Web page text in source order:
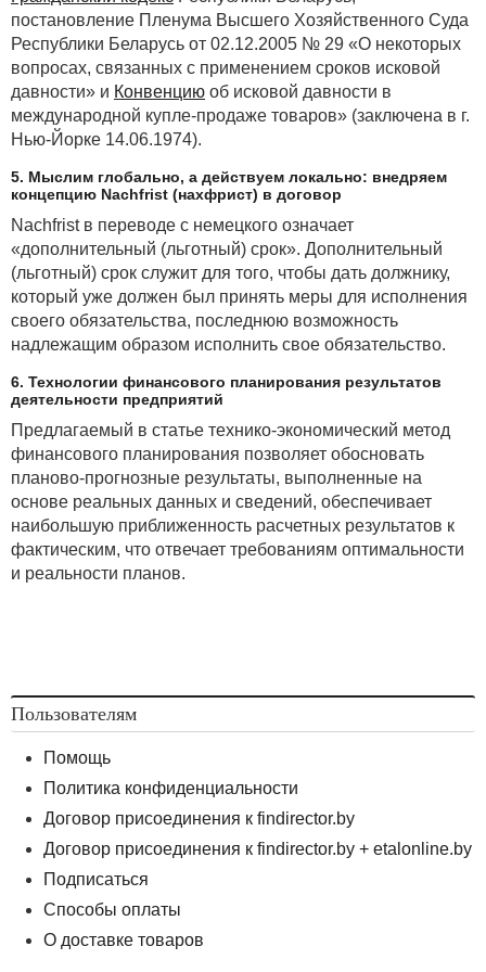
постановление Пленума Высшего Хозяйственного Суда
Республики Беларусь от 02.12.2005 № 29 «О некоторых
вопросах, связанных с применением сроков исковой
давности» и Конвенцию об исковой давности в
международной купле-продаже товаров» (заключена в г.
Нью-Йорке 14.06.1974).
5. Мыслим глобально, а действуем локально: внедряем
концепцию Nachfrist (нахфрист) в договор
Nachfrist в переводе с немецкого означает
«дополнительный (льготный) срок». Дополнительный
(льготный) срок служит для того, чтобы дать должнику,
который уже должен был принять меры для исполнения
своего обязательства, последнюю возможность
надлежащим образом исполнить свое обязательство.
6. Технологии финансового планирования результатов
деятельности предприятий
Предлагаемый в статье технико-экономический метод
финансового планирования позволяет обосновать
планово-прогнозные результаты, выполненные на
основе реальных данных и сведений, обеспечивает
наибольшую приближенность расчетных результатов к
фактическим, что отвечает требованиям оптимальности
и реальности планов.
Пользователям
Помощь
Политика конфиденциальности
Договор присоединения к findirector.by
Договор присоединения к findirector.by + etalonline.by
Подписаться
Способы оплаты
О доставке товаров